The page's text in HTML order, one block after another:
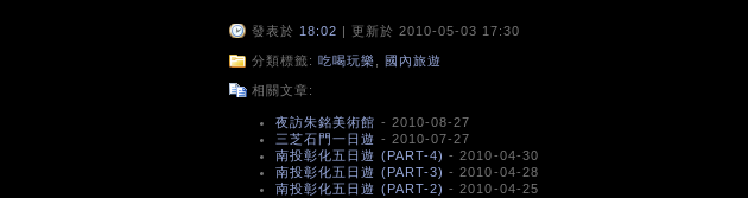
發表於 18:02 | 更新於 2010-05-03 17:30
分類標籤: 吃喝玩樂 國內旅遊
相關文章:
夜訪朱銘美術館 - 2010-08-27
三芝石門一日遊 - 2010-07-27
南投彰化五日遊 (PART-4) - 2010-04-30
南投彰化五日遊 (PART-3) - 2010-04-28
南投彰化五日遊 (PART-2) - 2010-04-25